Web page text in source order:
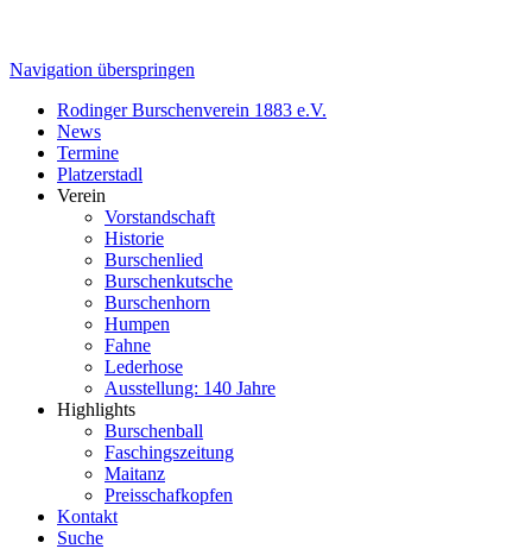
Navigation überspringen
Rodinger Burschenverein 1883 e.V.
News
Termine
Platzerstadl
Verein
Vorstandschaft
Historie
Burschenlied
Burschenkutsche
Burschenhorn
Humpen
Fahne
Lederhose
Ausstellung: 140 Jahre
Highlights
Burschenball
Faschingszeitung
Maitanz
Preisschafkopfen
Kontakt
Suche